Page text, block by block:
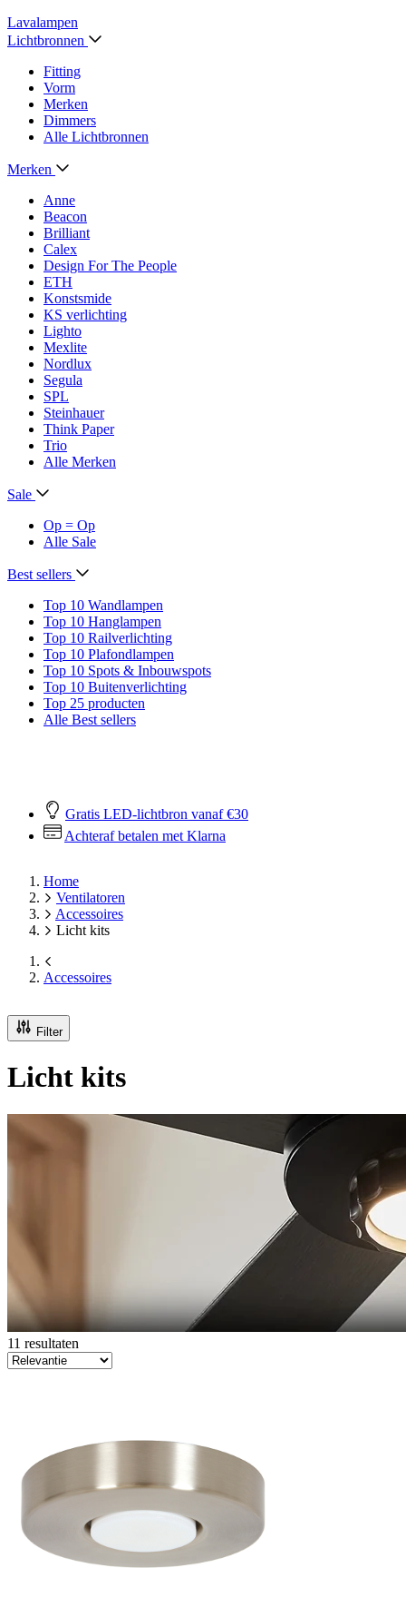
Lavalampen
Lichtbronnen
Fitting
Vorm
Merken
Dimmers
Alle Lichtbronnen
Merken
Anne
Beacon
Brilliant
Calex
Design For The People
ETH
Konstsmide
KS verlichting
Lighto
Mexlite
Nordlux
Segula
SPL
Steinhauer
Think Paper
Trio
Alle Merken
Sale
Op = Op
Alle Sale
Best sellers
Top 10 Wandlampen
Top 10 Hanglampen
Top 10 Railverlichting
Top 10 Plafondlampen
Top 10 Spots & Inbouwspots
Top 10 Buitenverlichting
Top 25 producten
Alle Best sellers
Gratis LED-lichtbron vanaf €30
Achteraf betalen met Klarna
Home
Ventilatoren
Accessoires
Licht kits
Accessoires
Filter
Licht kits
11 resultaten